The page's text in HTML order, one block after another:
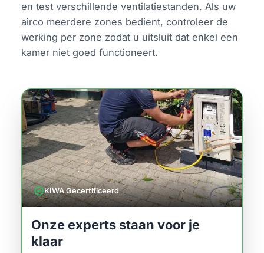
en test verschillende ventilatiestanden. Als uw
airco meerdere zones bedient, controleer de
werking per zone zodat u uitsluit dat enkel een
kamer niet goed functioneert.
verifiedKIWA Gecertificeerd
Onze experts staan voor je
klaar